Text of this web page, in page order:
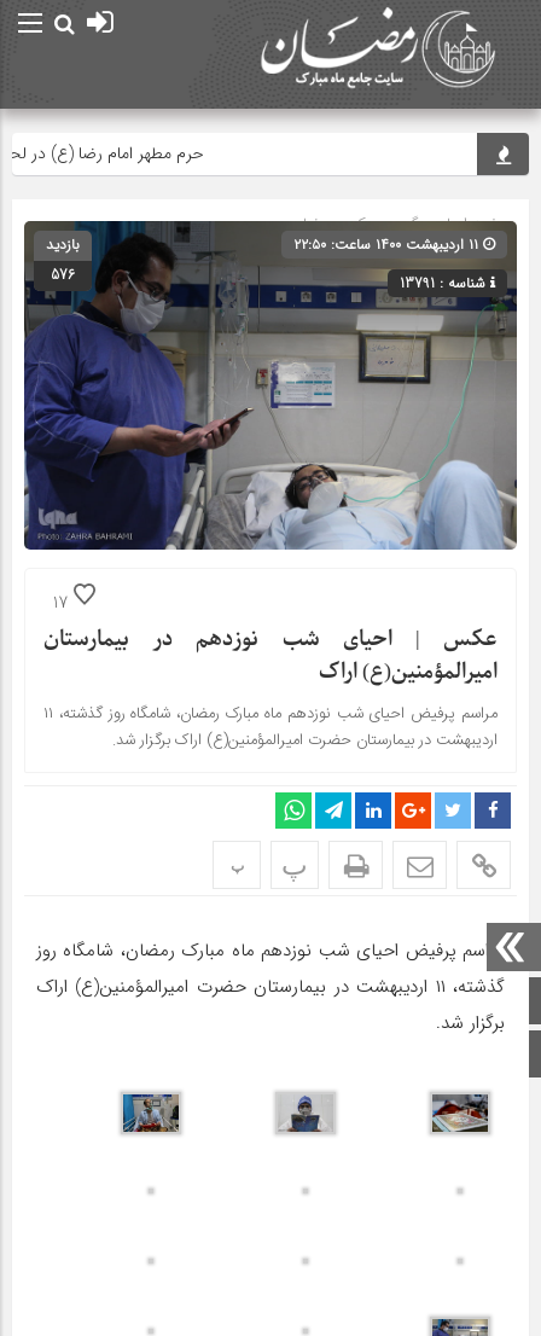
صفحه اصلی
حرم مطهر امام رضا (ع) در لحظه
صفحه اصلی» گروه »عکس رمضان
شناسه : 13791
بازدید
576
17
عکس | احیای شب نوزدهم در بیمارستان
امیرالمؤمنین(ع) اراک
مراسم پرفیض احیای شب نوزدهم ماه مبارک رمضان، شامگاه روز گذشته، ۱۱
اردیبهشت در بیمارستان حضرت امیرالمؤمنین(ع) اراک برگزار شد.
پ پ
مراسم پرفیض احیای شب نوزدهم ماه مبارک رمضان، شامگاه روز
گذشته، ۱۱ اردیبهشت در بیمارستان حضرت امیرالمؤمنین(ع) اراک
برگزار شد.